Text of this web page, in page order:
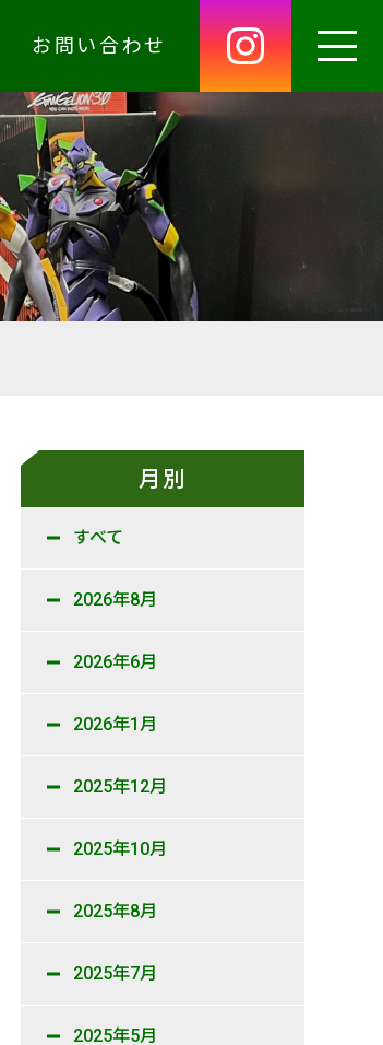
お問い合わせ
月別
すべて
2026年8月
2026年6月
2026年1月
2025年12月
2025年10月
2025年8月
2025年7月
2025年5月